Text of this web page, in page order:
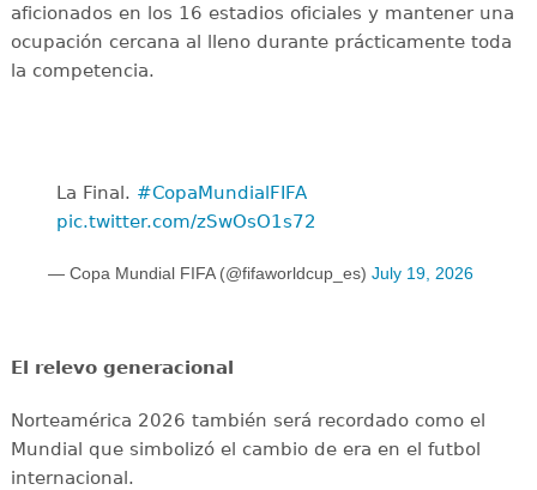
aficionados en los 16 estadios oficiales y mantener una
ocupación cercana al lleno durante prácticamente toda
la competencia.
La Final. ️ #CopaMundialFIFA
pic.twitter.com/zSwOsO1s72
— Copa Mundial FIFA (@fifaworldcup_es) July 19, 2026
El relevo generacional
Norteamérica 2026 también será recordado como el
Mundial que simbolizó el cambio de era en el futbol
internacional.